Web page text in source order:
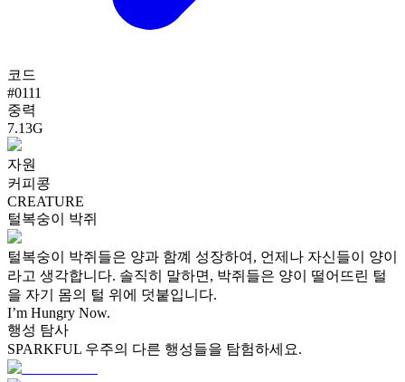
코드
#0111
중력
7.13G
자원
커피콩
CREATURE
털복숭이 박쥐
털복숭이 박쥐들은 양과 함꼐 성장하여, 언제나 자신들이 양이
라고 생각합니다. 솔직히 말하면, 박쥐들은 양이 떨어뜨린 털
을 자기 몸의 털 위에 덧붙입니다.
I’m Hungry Now.
행성 탐사
SPARKFUL 우주의 다른 행성들을 탐험하세요.